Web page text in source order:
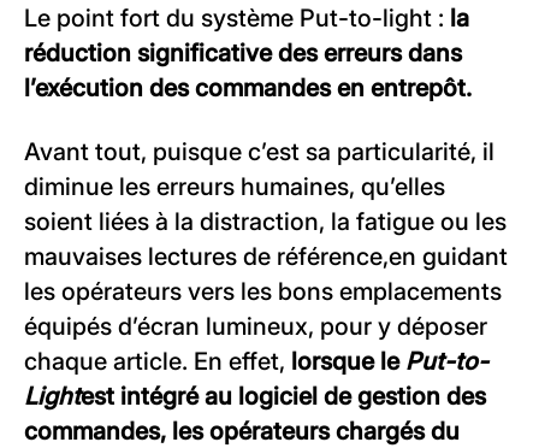
Le point fort du système Put-to-light : la
réduction significative des erreurs dans
l’exécution des commandes en entrepôt.
Avant tout, puisque c’est sa particularité, il
diminue les erreurs humaines, qu’elles
soient liées à la distraction, la fatigue ou les
mauvaises lectures de référence,en guidant
les opérateurs vers les bons emplacements
équipés d’écran lumineux, pour y déposer
chaque article. En effet, lorsque le Put-to-
Lightest intégré au logiciel de gestion des
commandes, les opérateurs chargés du